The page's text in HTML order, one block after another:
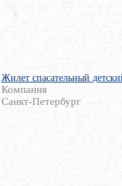
Жилет спасательный
Компания
Санкт-Петербург